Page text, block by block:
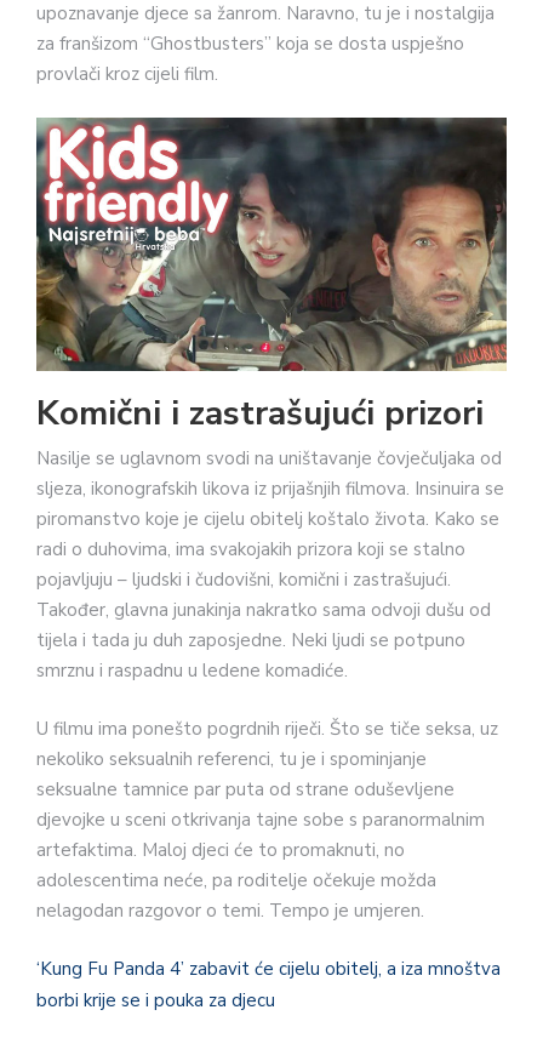
upoznavanje djece sa žanrom. Naravno, tu je i nostalgija
za franšizom “Ghostbusters” koja se dosta uspješno
provlači kroz cijeli film.
Komični i zastrašujući prizori
Nasilje se uglavnom svodi na uništavanje čovječuljaka od
sljeza, ikonografskih likova iz prijašnjih filmova. Insinuira se
piromanstvo koje je cijelu obitelj koštalo života. Kako se
radi o duhovima, ima svakojakih prizora koji se stalno
pojavljuju – ljudski i čudovišni, komični i zastrašujući.
Također, glavna junakinja nakratko sama odvoji dušu od
tijela i tada ju duh zaposjedne. Neki ljudi se potpuno
smrznu i raspadnu u ledene komadiće.
U filmu ima ponešto pogrdnih riječi. Što se tiče seksa, uz
nekoliko seksualnih referenci, tu je i spominjanje
seksualne tamnice par puta od strane oduševljene
djevojke u sceni otkrivanja tajne sobe s paranormalnim
artefaktima. Maloj djeci će to promaknuti, no
adolescentima neće, pa roditelje očekuje možda
nelagodan razgovor o temi. Tempo je umjeren.
‘Kung Fu Panda 4’ zabavit će cijelu obitelj, a iza mnoštva
borbi krije se i pouka za djecu